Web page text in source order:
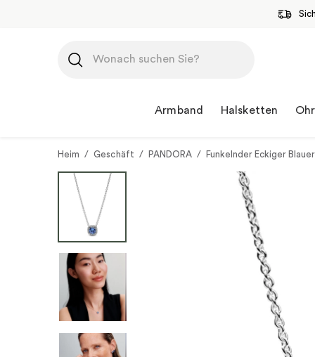
Inhalt
springen
Armband Halsketten
Heim / Geschäft / PANDORA / Funkelnder Eckiger